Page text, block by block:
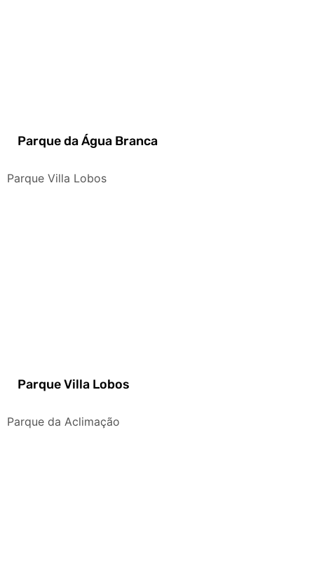
Parque da Água Branca
Parque Villa Lobos
Parque Villa Lobos
Parque da Aclimação